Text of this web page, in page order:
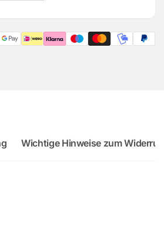
Wichtige Hinweise zum